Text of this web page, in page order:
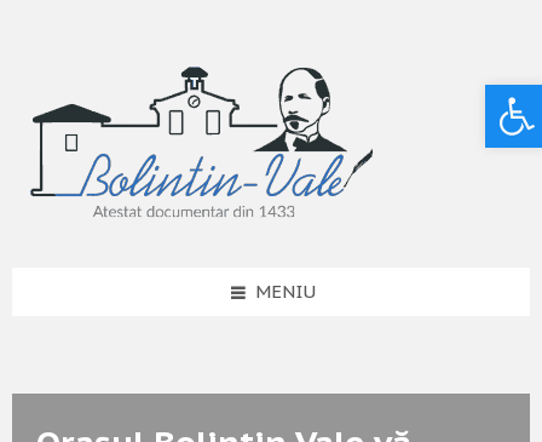
MENIU
Deschide bara de unelte